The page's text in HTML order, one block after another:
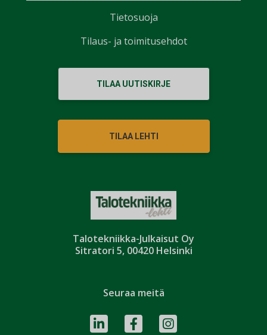
Talotekniikka-Julkaisut Oy
Sitratori 5, 00420 Helsinki
TILAA UUTISKIRJE
TILAA LEHTI
Seuraa meitä
Tietosuoja
Tilaus- ja toimitusehdot